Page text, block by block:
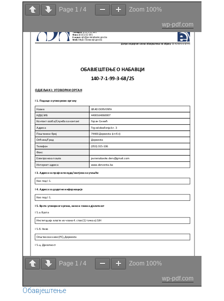
Page 1 / 4 Zoom 100%
wp-pdf.com
Page 1 / 4 Zoom 100%
wp-pdf.com
Обавјештење